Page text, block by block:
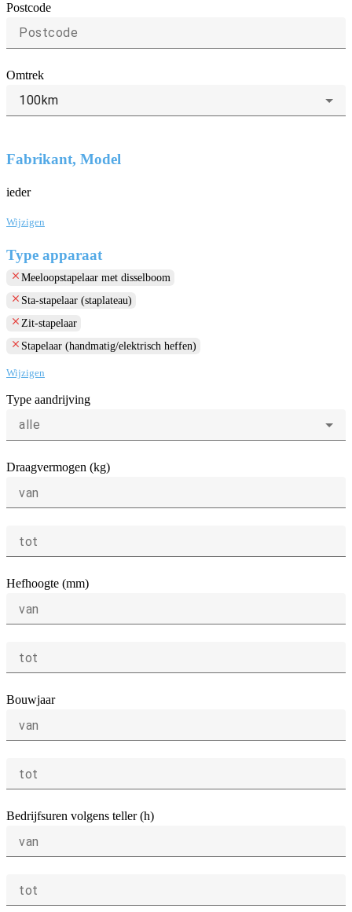
Postcode
Omtrek
100km
Fabrikant, Model
ieder
Wijzigen
Type apparaat
clear Meeloopstapelaar met disselboom
clear Sta-stapelaar (staplateau)
clear Zit-stapelaar
clear Stapelaar (handmatig/elektrisch heffen)
Wijzigen
Type aandrijving
alle
Draagvermogen (kg)
van
tot
Hefhoogte (mm)
van
tot
Bouwjaar
van
tot
Bedrijfsuren volgens teller (h)
van
tot